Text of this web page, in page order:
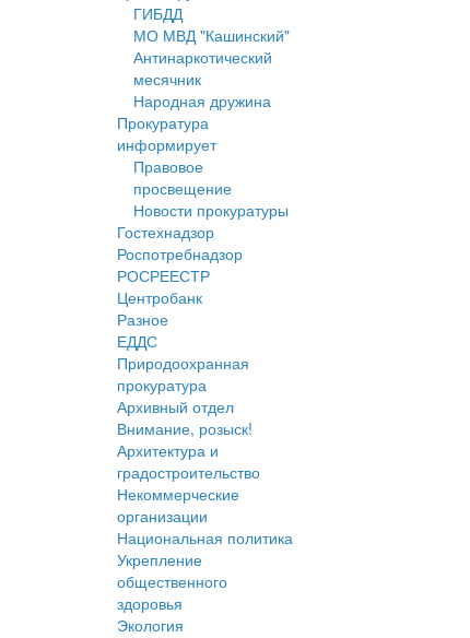
ГИБДД
МО МВД "Кашинский"
Антинаркотический
месячник
Народная дружина
Прокуратура
информирует
Правовое
просвещение
Новости прокуратуры
Гостехнадзор
Роспотребнадзор
РОСРЕЕСТР
Центробанк
Разное
ЕДДС
Природоохранная
прокуратура
Архивный отдел
Внимание, розыск!
Архитектура и
градостроительство
Некоммерческие
организации
Национальная политика
Укрепление
общественного
здоровья
Экология